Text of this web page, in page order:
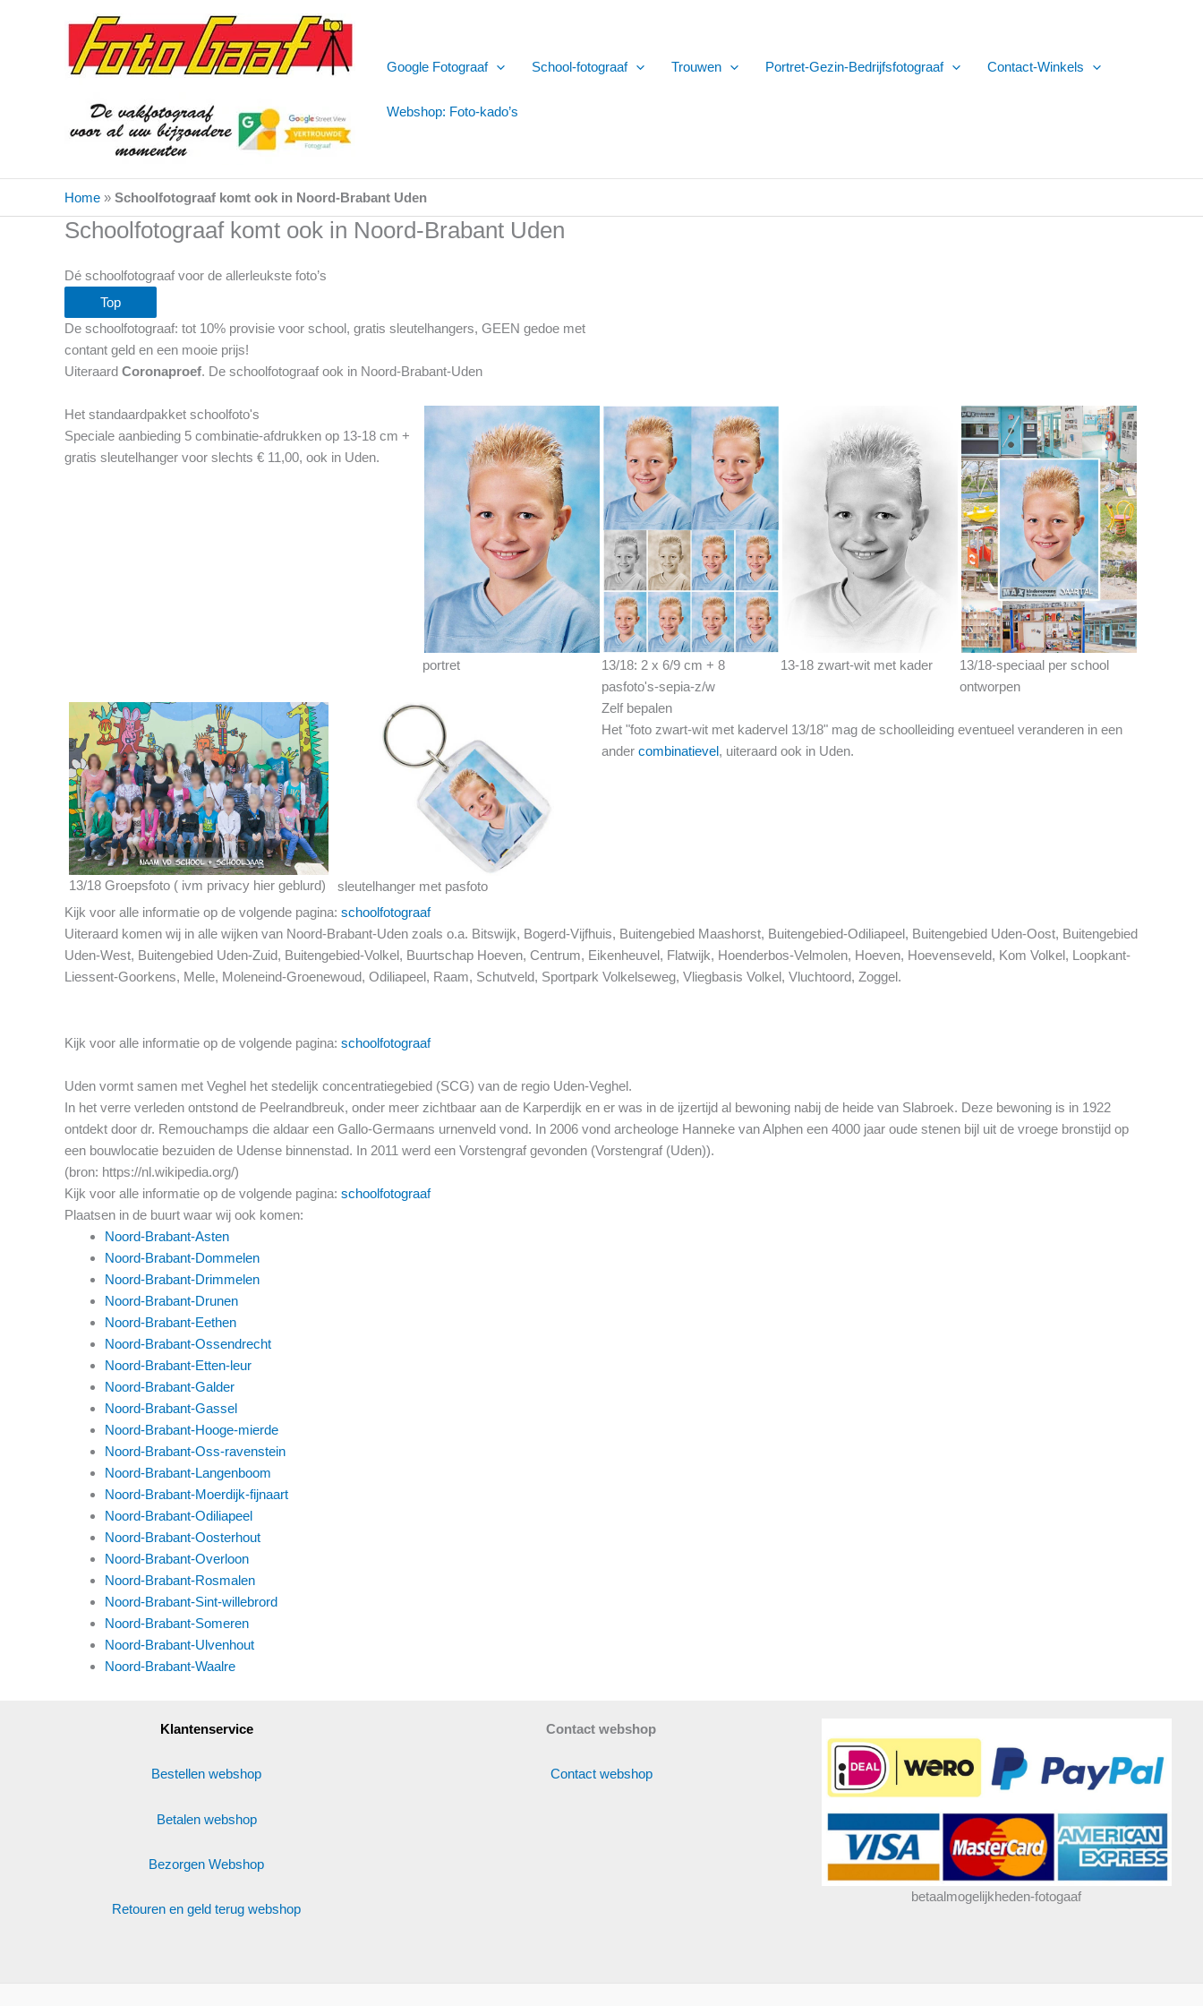
Google Fotograaf School-fotograaf Trouwen Portret-Gezin-Bedrijfsfotograaf Contact-Winkels
Webshop: Foto-kado’s
Home » Schoolfotograaf komt ook in Noord-Brabant Uden
Schoolfotograaf komt ook in Noord-Brabant Uden
Dé schoolfotograaf voor de allerleukste foto’s
Top
De schoolfotograaf: tot 10% provisie voor school, gratis sleutelhangers, GEEN gedoe met
contant geld en een mooie prijs!
Uiteraard Coronaproef. De schoolfotograaf ook in Noord-Brabant-Uden
Het standaardpakket schoolfoto's
Speciale aanbieding 5 combinatie-afdrukken op 13-18 cm +
gratis sleutelhanger voor slechts € 11,00, ook in Uden.
portret
13/18: 2 x 6/9 cm + 8
pasfoto's-sepia-z/w
13-18 zwart-wit met kader
13/18-speciaal per school
ontworpen
13/18 Groepsfoto ( ivm privacy hier geblurd) sleutelhanger met pasfoto
Zelf bepalen
Het "foto zwart-wit met kadervel 13/18" mag de schoolleiding eventueel veranderen in een
ander combinatievel, uiteraard ook in Uden.
Kijk voor alle informatie op de volgende pagina: schoolfotograaf
Uiteraard komen wij in alle wijken van Noord-Brabant-Uden zoals o.a. Bitswijk, Bogerd-Vijfhuis, Buitengebied Maashorst, Buitengebied-Odiliapeel, Buitengebied Uden-Oost, Buitengebied
Uden-West, Buitengebied Uden-Zuid, Buitengebied-Volkel, Buurtschap Hoeven, Centrum, Eikenheuvel, Flatwijk, Hoenderbos-Velmolen, Hoeven, Hoevenseveld, Kom Volkel, Loopkant-
Liessent-Goorkens, Melle, Moleneind-Groenewoud, Odiliapeel, Raam, Schutveld, Sportpark Volkelseweg, Vliegbasis Volkel, Vluchtoord, Zoggel.
Kijk voor alle informatie op de volgende pagina: schoolfotograaf
Uden vormt samen met Veghel het stedelijk concentratiegebied (SCG) van de regio Uden-Veghel.
In het verre verleden ontstond de Peelrandbreuk, onder meer zichtbaar aan de Karperdijk en er was in de ijzertijd al bewoning nabij de heide van Slabroek. Deze bewoning is in 1922
ontdekt door dr. Remouchamps die aldaar een Gallo-Germaans urnenveld vond. In 2006 vond archeologe Hanneke van Alphen een 4000 jaar oude stenen bijl uit de vroege bronstijd op
een bouwlocatie bezuiden de Udense binnenstad. In 2011 werd een Vorstengraf gevonden (Vorstengraf (Uden)).
(bron: https://nl.wikipedia.org/)
Kijk voor alle informatie op de volgende pagina: schoolfotograaf
Plaatsen in de buurt waar wij ook komen:
Noord-Brabant-Asten
Noord-Brabant-Dommelen
Noord-Brabant-Drimmelen
Noord-Brabant-Drunen
Noord-Brabant-Eethen
Noord-Brabant-Ossendrecht
Noord-Brabant-Etten-leur
Noord-Brabant-Galder
Noord-Brabant-Gassel
Noord-Brabant-Hooge-mierde
Noord-Brabant-Oss-ravenstein
Noord-Brabant-Langenboom
Noord-Brabant-Moerdijk-fijnaart
Noord-Brabant-Odiliapeel
Noord-Brabant-Oosterhout
Noord-Brabant-Overloon
Noord-Brabant-Rosmalen
Noord-Brabant-Sint-willebrord
Noord-Brabant-Someren
Noord-Brabant-Ulvenhout
Noord-Brabant-Waalre
Klantenservice
Bestellen webshop
Betalen webshop
Bezorgen Webshop
Retouren en geld terug webshop
Contact webshop
Contact webshop
betaalmogelijkheden-fotogaaf